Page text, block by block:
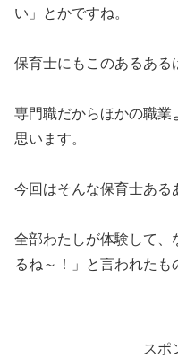
い」とかですね。
保育士にもこのあるある
専門職だからほかの職業
思います。
今回はそんな保育士ある
全部わたしが体験して、
るね～！」と言われた
スポ